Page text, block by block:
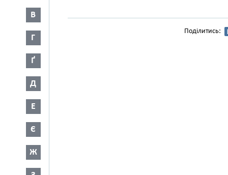
В
Г
Ґ
Д
Е
Є
Ж
Поділитись: